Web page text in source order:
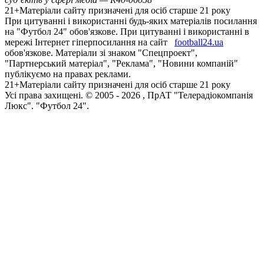
21+Матеріали сайту призначені для осіб старше 21 року
При цитуванні і використанні будь-яких матеріалів посилання
на "Футбол 24" обов'язкове. При цитуванні і використанні в
мережі Інтернет гіперпосилання на сайт
football24.ua
обов'язкове. Матеріали зі знаком "Спецпроект",
"Партнерський матеріал", "Реклама", "Новини компаній"
публікуємо на правах реклами.
21+Матеріали сайту призначені для осіб старше 21 року
Усi права захищенi. © 2005 - 2026 , ПрАТ "Телерадіокомпанія
Люкс". "Футбол 24".